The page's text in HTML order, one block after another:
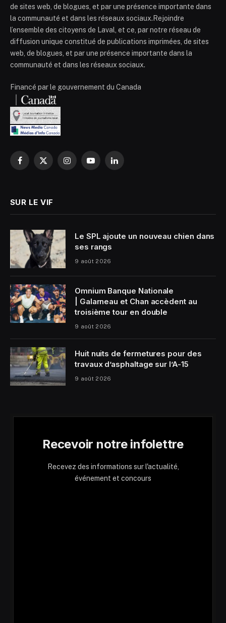
de sites web, de blogues, et par une présence importante dans
la communauté et dans les réseaux sociaux.Rejoindre
l’ensemble des citoyens de Laval, et ce, par notre réseau de
diffusion unique constitué de publications imprimées, de sites
web, de blogues, et par une présence importante dans la
communauté et dans les réseaux sociaux.
Financé par le gouvernement du Canada
Facebook
X
InstagramYouTubeLinkedIn
SUR LE VIF
Le SPL ajoute un nouveau chien dans
ses rangs
9 août 2026
Omnium Banque Nationale
| Galarneau et Chan accèdent au
troisième tour en double
9 août 2026
Huit nuits de fermetures pour des
travaux d’asphaltage sur l’A-15
9 août 2026
Recevoir notre infolettre
Recevez des informations sur l'actualité,
événement et concours